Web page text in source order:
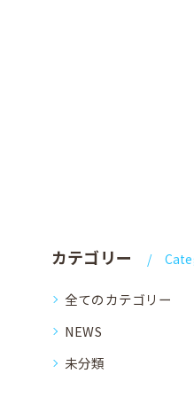
カテゴリー
全てのカテゴリー
NEWS
未分類